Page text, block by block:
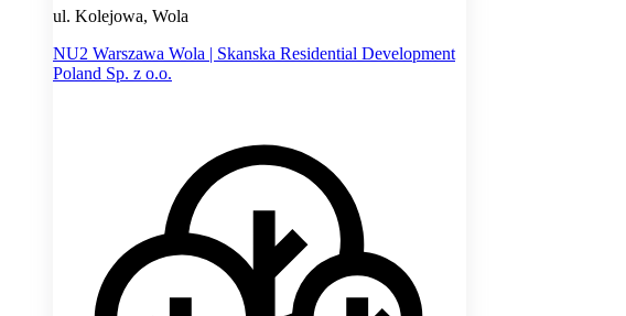
ul. Kolejowa, Wola
NU2 Warszawa Wola | Skanska Residential Development
Poland Sp. z o.o.